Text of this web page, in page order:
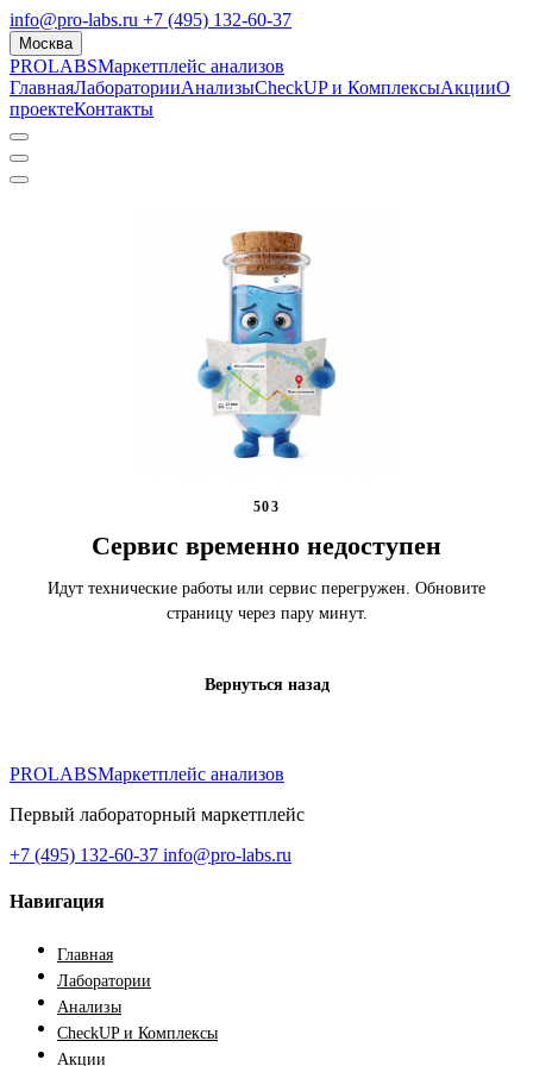
info@pro-labs.ru +7 (495) 132-60-37
Москва
PROLABSМаркетплейс анализов
ГлавнаяЛабораторииАнализыCheckUP и КомплексыАкцииО
проектеКонтакты
503
Сервис временно недоступен
Идут технические работы или сервис перегружен. Обновите
страницу через пару минут.
Вернуться назад
PROLABSМаркетплейс анализов
Первый лабораторный маркетплейс
+7 (495) 132-60-37 info@pro-labs.ru
Навигация
Главная
Лаборатории
Анализы
CheckUP и Комплексы
Акции